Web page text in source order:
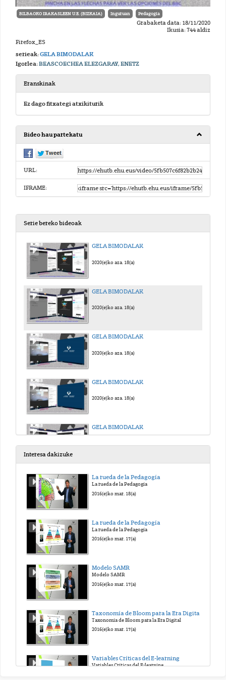
BILBAOKO IRAKASLEEN U.E. (BIZKAIA) Inguruan Pedagogia
Grabaketa data: 18/11/2020
Ikusia: 744 aldiz
Firefox_ES
serieak:GELA BIMODALAK
Igorlea:BEASCOECHEA ELEZGARAY, ENETZ
Eranskinak
Ez dago fitxategi atxikiturik
Bideo hau partekatu
URL:
IFRAME:
Serie bereko bideoak
GELA BIMODALAK
2020(e)ko aza. 18(a)
GELA BIMODALAK
2020(e)ko aza. 18(a)
GELA BIMODALAK
2020(e)ko aza. 18(a)
GELA BIMODALAK
2020(e)ko aza. 18(a)
GELA BIMODALAK
Interesa dakizuke
La rueda de la Pedagogía
La rueda de la Pedagogía
2016(e)ko mar. 18(a)
La rueda de la Pedagogía
La rueda de la Pedagogía
2016(e)ko mar. 17(a)
Modelo SAMR
Modelo SAMR
2016(e)ko mar. 17(a)
Taxonomía de Bloom para la Era Digital
Taxonomía de Bloom para la Era Digital
2016(e)ko mar. 17(a)
Variables Críticas del E-learning
Variables Críticas del E-learning